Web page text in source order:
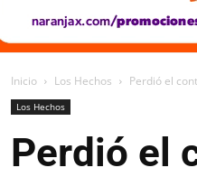
Inicio Los Hechos Perdió el
Los Hechos
Perdió el